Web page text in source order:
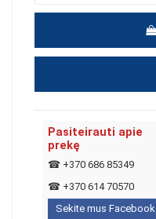
Pasiteirauti apie
prekę
☎ +370 686 85349
☎ +370 614 70570
Sekite mus Facebook